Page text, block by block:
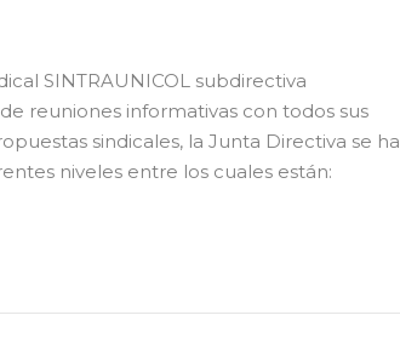
SINTRAUNICOL subdirectiva
reuniones informativas con todos sus
sindicales, la Junta Directiva se ha
niveles entre los cuales están: